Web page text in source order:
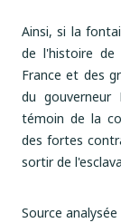
Ainsi, si la
de l'histoire de
France et des
du gouverneur
témoin de la
des fortes
sortir de
Source analysée